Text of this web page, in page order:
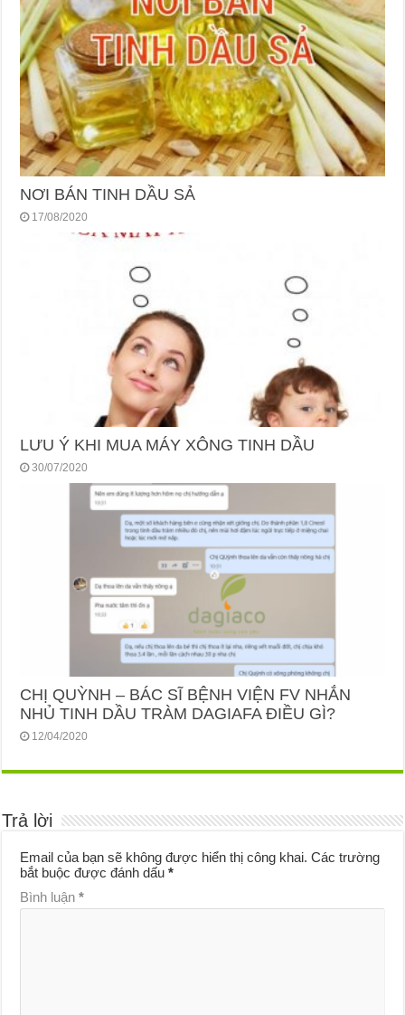
NƠI BÁN TINH DẦU SẢ
17/08/2020
LƯU Ý KHI MUA MÁY XÔNG TINH DẦU
30/07/2020
CHỊ QUỲNH – BÁC SĨ BỆNH VIỆN FV NHẮN
NHỦ TINH DẦU TRÀM DAGIAFA ĐIỀU GÌ?
12/04/2020
Trả lời
Email của bạn sẽ không được hiển thị công khai. Các trường
bắt buộc được đánh dấu*
Bình luận*